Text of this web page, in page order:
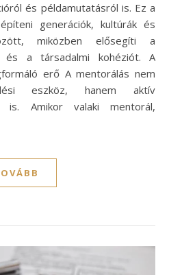
és példamutatásról is. Ez a
generációk, kultúrák és
miközben elősegíti a
és a társadalmi kohéziót. A
erő A mentorálás nem
eszköz, hanem aktív
is. Amikor valaki mentorál,